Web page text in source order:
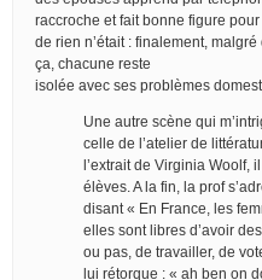
raccroche et fait bonne figure
de rien n’était : finalement,
ça, chacune reste
isolée avec ses problèmes
Une autre scène qui
celle de l’atelier de
l’extrait de Virginia Woolf,
élèves. A la fin, la prof
disant « En France, les
elles sont libres d’avoir
ou pas, de travailler, de
lui rétorque : « ah ben on